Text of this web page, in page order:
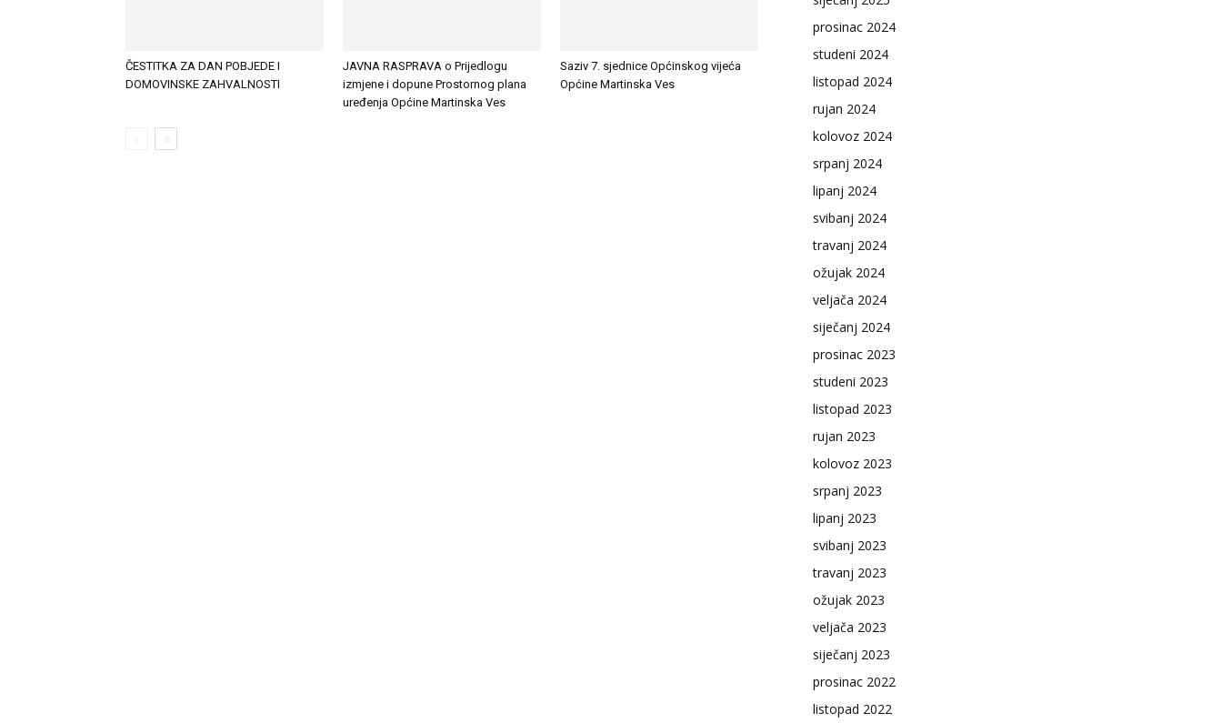
ČESTITKA ZA DAN POBJEDE I
DOMOVINSKE ZAHVALNOSTI
JAVNA RASPRAVA o Prijedlogu
izmjene i dopune Prostornog plana
uređenja Općine Martinska Ves
Saziv 7. sjednice Općinskog vijeća
Općine Martinska Ves
prosinac 2024
studeni 2024
listopad 2024
rujan 2024
kolovoz 2024
srpanj 2024
lipanj 2024
svibanj 2024
travanj 2024
ožujak 2024
veljača 2024
siječanj 2024
prosinac 2023
studeni 2023
listopad 2023
rujan 2023
kolovoz 2023
srpanj 2023
lipanj 2023
svibanj 2023
travanj 2023
ožujak 2023
veljača 2023
siječanj 2023
prosinac 2022
listopad 2022